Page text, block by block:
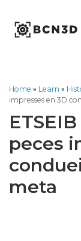
content
Home » Learn »
impresses en 3D
peces
meta